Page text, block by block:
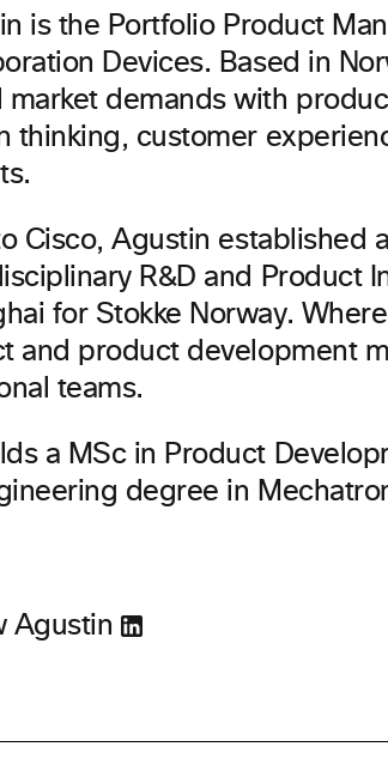
is the Portfolio Product
Devices. Based in
market demands with
thinking, customer
Cisco, Agustin established
R&D and Product
for Stokke Norway.
and product development
teams.
a MSc in Product
degree in
Agustin